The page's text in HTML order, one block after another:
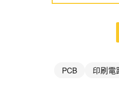
PCB 印刷電